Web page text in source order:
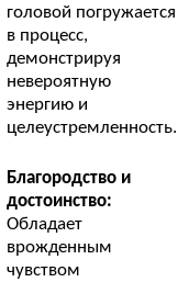
головой погружается
в процесс,
демонстрируя
невероятную
энергию и
целеустремленность.
Благородство и
достоинство:
Обладает
врожденным
чувством